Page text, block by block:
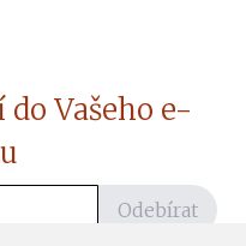
Vašeho e-
Odebírat